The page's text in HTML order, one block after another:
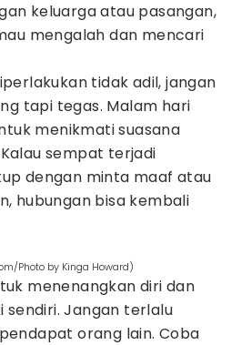
keluarga atau pasangan,
mengalah dan mencari
tidak adil, jangan
tapi tegas. Malam hari
menikmati suasana
sempat terjadi
dengan minta maaf atau
hubungan bisa kembali
Photo by Kinga Howard)
menenangkan diri dan
sendiri. Jangan terlalu
orang lain. Coba